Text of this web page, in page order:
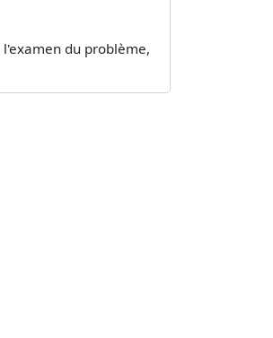
du problème,